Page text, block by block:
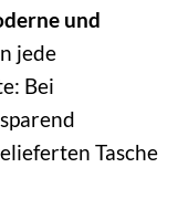
und
jede
Bei
Tasche